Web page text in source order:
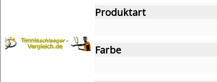
Produktart
Farbe